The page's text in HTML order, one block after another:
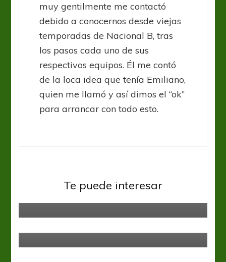
muy gentilmente me contactó
debido a conocernos desde viejas
temporadas de Nacional B, tras
los pasos cada uno de sus
respectivos equipos. Él me contó
de la loca idea que tenía Emiliano,
quien me llamó y así dimos el “ok”
para arrancar con todo esto.
Te puede interesar
El Chaco Herrera no se guardó